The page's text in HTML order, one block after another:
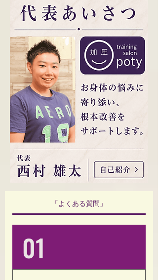
「よくある質問」
01